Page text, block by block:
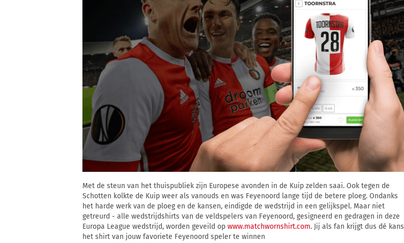
Met de steun van het thuispubliek zijn Europese avonden in de Kuip zelden saai. Ook tegen de
Schotten kolkte de Kuip weer als vanouds en was Feyenoord lange tijd de betere ploeg. Ondanks
het harde werk van de ploeg en de kansen, eindigde de wedstrijd in een gelijkspel. Maar niet
getreurd - alle wedstrijdshirts van de veldspelers van Feyenoord, gesigneerd en gedragen in deze
Europa League wedstrijd, worden geveild op www.matchwornshirt.com. Jij als fan krijgt dus dé kans
het shirt van jouw favoriete Feyenoord speler te winnen